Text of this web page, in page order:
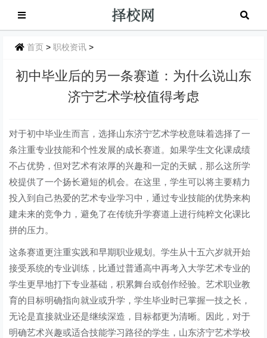
首页 >职校资讯 >
初中毕业后的另一条赛道：为什么说山东
济宁艺术学校值得考虑
对于初中毕业生而言，选择山东济宁艺术学校意味着选择了一
条注重专业技能和个性发展的成长赛道。如果学生文化课成绩
不占优势，但对艺术有浓厚的兴趣和一定的天赋，那么这所学
校提供了一个扬长避短的机会。在这里，学生可以将主要精力
投入到自己热爱的艺术专业学习中，通过专业技能的优势来构
建未来的竞争力，避免了在传统升学赛道上进行纯粹文化课比
拼的压力。
这条赛道更注重实践和早期职业规划。学生从十五六岁就开始
接受系统的专业训练，比通过普通高中再考入大学艺术专业的
学生更早地打下专业基础，积累舞台或创作经验。艺术职业教
育的目标明确指向就业或升学，学生毕业时已掌握一技之长，
无论是直接就业还是继续深造，目标都更为清晰。因此，对于
明确艺术兴趣或适合技能学习路径的学生，山东济宁艺术学校